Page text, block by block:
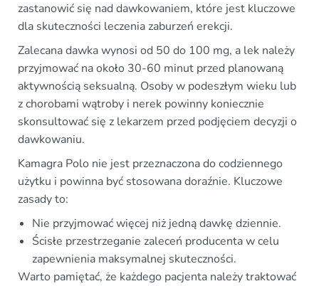
zastanowić się nad dawkowaniem, które jest kluczowe
dla skuteczności leczenia zaburzeń erekcji.
Zalecana dawka wynosi od 50 do 100 mg, a lek należy
przyjmować na około 30-60 minut przed planowaną
aktywnością seksualną. Osoby w podeszłym wieku lub
z chorobami wątroby i nerek powinny koniecznie
skonsultować się z lekarzem przed podjęciem decyzji o
dawkowaniu.
Kamagra Polo nie jest przeznaczona do codziennego
użytku i powinna być stosowana doraźnie. Kluczowe
zasady to:
Nie przyjmować więcej niż jedną dawkę dziennie.
Ścisłe przestrzeganie zaleceń producenta w celu
zapewnienia maksymalnej skuteczności.
Warto pamiętać, że każdego pacjenta należy traktować